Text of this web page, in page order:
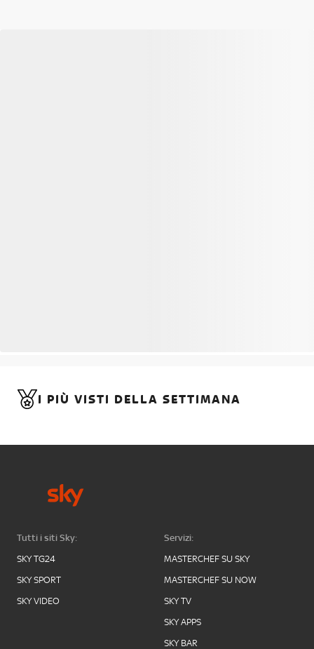
I PIÙ VISTI DELLA SETTIMANA
Tutti i siti Sky:
SKY TG24
SKY SPORT
SKY VIDEO
Servizi:
MASTERCHEF SU SKY
MASTERCHEF SU NOW
SKY TV
SKY APPS
SKY BAR